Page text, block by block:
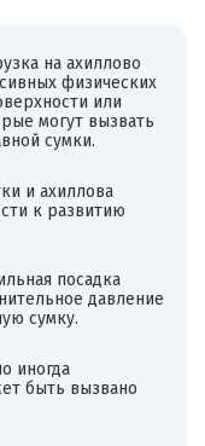
на ахиллово
физических
или
могут вызвать
сумки.
и ахиллова
к развитию
посадка
давление
сумку.
иногда
быть вызвано